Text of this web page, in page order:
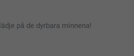
på de dyrbara minnena!